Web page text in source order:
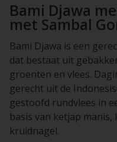
Bami Djawa
met Sambal
Bami Djawa is een
dat bestaat uit
groenten en vlees.
gerecht uit de
gestoofd rundvlees in
basis van ketjap
kruidnagel.